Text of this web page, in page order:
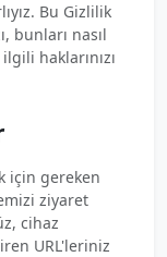
Bu Gizlilik
bunları nasıl
haklarınızı
için gereken
ziyaret
cihaz
URL'leriniz